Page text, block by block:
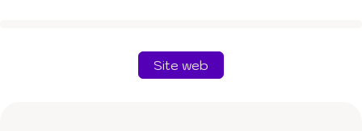
Site web